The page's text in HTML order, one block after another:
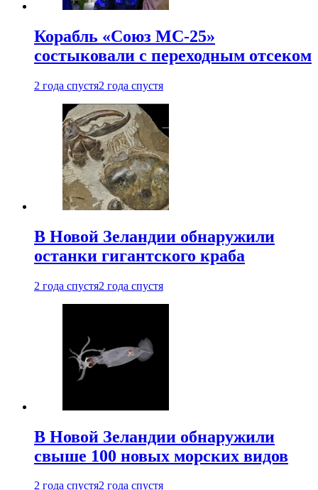
Корабль «Союз МС-25»
состыковали с переходным отсеком
2 года спустя2 года спустя
В Новой Зеландии обнаружили
останки гигантского краба
2 года спустя2 года спустя
В Новой Зеландии обнаружили
свыше 100 новых морских видов
2 года спустя2 года спустя